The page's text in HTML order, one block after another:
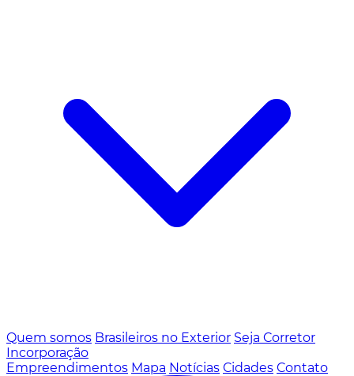
Quem somos Brasileiros no Exterior Seja Corretor
Incorporação
Empreendimentos Mapa Notícias Cidades Contato